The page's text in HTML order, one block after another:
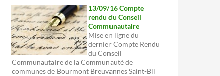
13/09/16 Compte
rendu du Conseil
Communautaire
Mise en ligne du
dernier Compte Rendu
du Conseil
Communautaire de la Communauté de
communes de Bourmont Breuvannes Saint-Bli